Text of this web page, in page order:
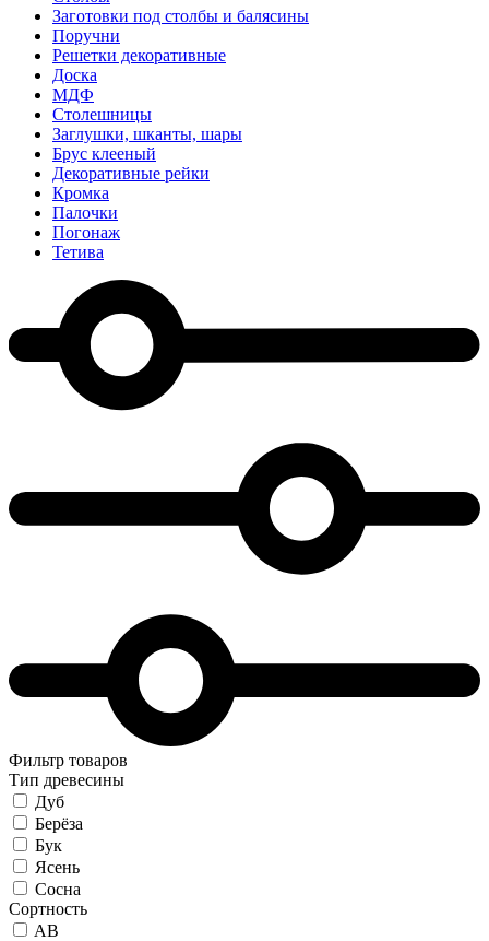
Заготовки под столбы и балясины
Поручни
Решетки декоративные
Доска
МДФ
Столешницы
Заглушки, шканты, шары
Брус клееный
Декоративные рейки
Кромка
Палочки
Погонаж
Тетива
Фильтр товаров
Тип древесины
Дуб
Берёза
Бук
Ясень
Сосна
Сортность
AB